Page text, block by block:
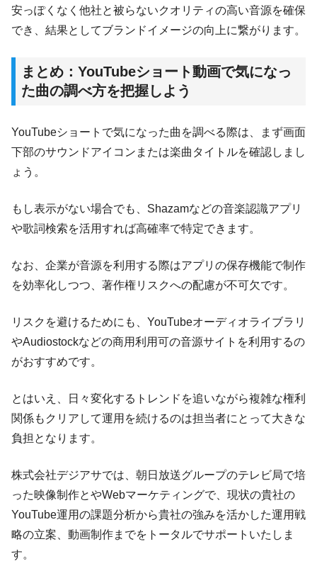
安っぽくなく他社と被らないクオリティの高い音源を確保
でき、結果としてブランドイメージの向上に繋がります。
まとめ：YouTubeショート動画で気になっ
た曲の調べ方を把握しよう
YouTubeショートで気になった曲を調べる際は、まず画面
下部のサウンドアイコンまたは楽曲タイトルを確認しまし
ょう。
もし表示がない場合でも、Shazamなどの音楽認識アプリ
や歌詞検索を活用すれば高確率で特定できます。
なお、企業が音源を利用する際はアプリの保存機能で制作
を効率化しつつ、著作権リスクへの配慮が不可欠です。
リスクを避けるためにも、YouTubeオーディオライブラリ
やAudiostockなどの商用利用可の音源サイトを利用するの
がおすすめです。
とはいえ、日々変化するトレンドを追いながら複雑な権利
関係もクリアして運用を続けるのは担当者にとって大きな
負担となります。
株式会社デジアサでは、朝日放送グループのテレビ局で培
った映像制作とやWebマーケティングで、現状の貴社の
YouTube運用の課題分析から貴社の強みを活かした運用戦
略の立案、動画制作までをトータルでサポートいたしま
す。